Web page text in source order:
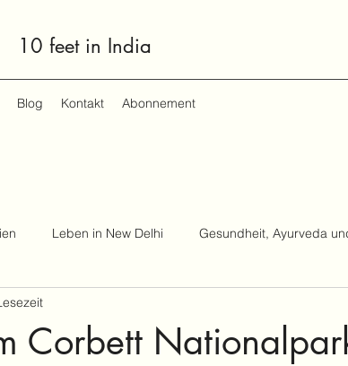
10 feet in India
Blog Kontakt Abonnement
Leben in New Delhi Gesundheit, Ayurveda
Corbett